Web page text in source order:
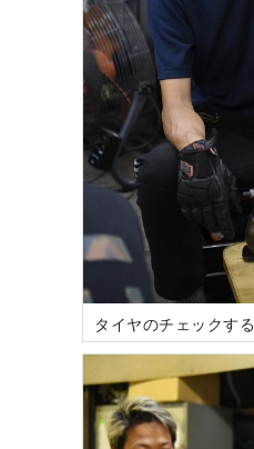
タイヤのチェックす